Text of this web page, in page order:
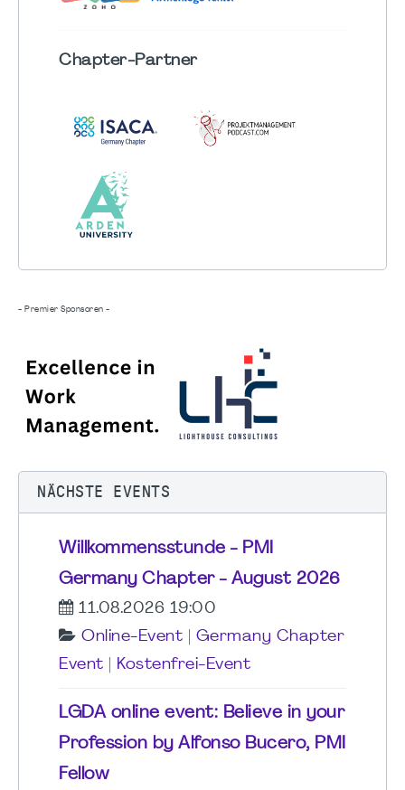
Chapter-Partner
- Premier Sponsoren -
NÄCHSTE EVENTS
Willkommensstunde - PMI
Germany Chapter - August 2026
11.08.2026 19:00
Online-Event
Germany Chapter
Event
Kostenfrei-Event
LGDA online event: Believe in your
Profession by Alfonso Bucero, PMI
Fellow